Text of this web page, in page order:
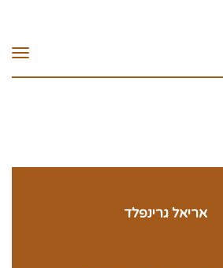
אריאל גרינפלד